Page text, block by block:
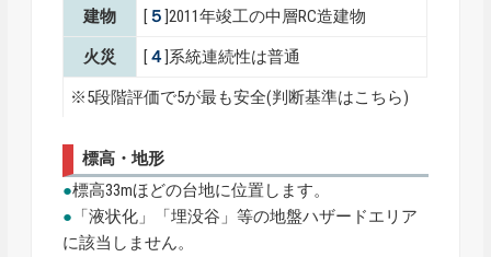
建物 [５]2011年竣工の中層RC造建物
火災 [４]系統連続性は普通
※5段階評価で5が最も安全(判断基準はこちら)
標高・地形
●標高33mほどの台地に位置します。
● 「液状化」「埋没谷」等の地盤ハザードエリア
に該当しません。